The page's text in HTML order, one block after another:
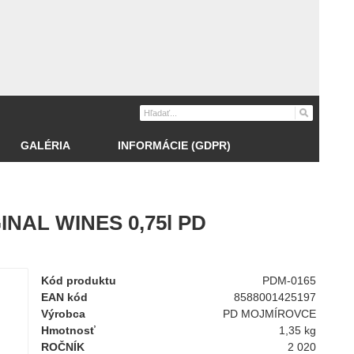
GALÉRIA INFORMÁCIE (GDPR)
WINES 0,75l PD
Kód produktu
PDM-0165
EAN kód
8588001425197
Výrobca
PD MOJMÍROVCE
Hmotnosť
1,35 kg
ROČNÍK
2 020